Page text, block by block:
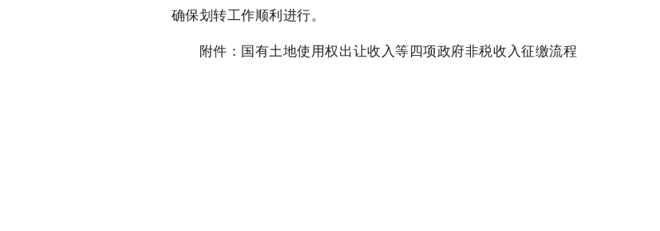
确保划转工作顺利进行。
附件：国有土地使用权出让收入等四项政府非税收入征缴流程